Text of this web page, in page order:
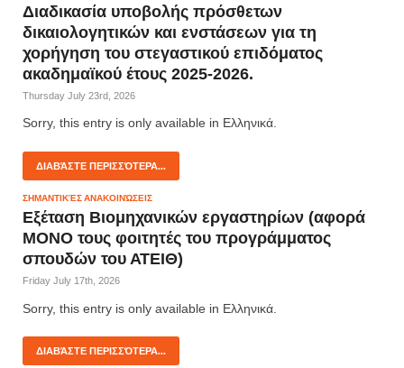
Διαδικασία υποβολής πρόσθετων
δικαιολογητικών και ενστάσεων για τη
χορήγηση του στεγαστικού επιδόματος
ακαδημαϊκού έτους 2025-2026.
Thursday July 23rd, 2026
Sorry, this entry is only available in Ελληνικά.
ΔΙΑΒΆΣΤΕ ΠΕΡΙΣΣΌΤΕΡΑ...
ΣΗΜΑΝΤΙΚΈΣ ΑΝΑΚΟΙΝΏΣΕΙΣ
Εξέταση Βιομηχανικών εργαστηρίων (αφορά
ΜΟΝΟ τους φοιτητές του προγράμματος
σπουδών του ΑΤΕΙΘ)
Friday July 17th, 2026
Sorry, this entry is only available in Ελληνικά.
ΔΙΑΒΆΣΤΕ ΠΕΡΙΣΣΌΤΕΡΑ...